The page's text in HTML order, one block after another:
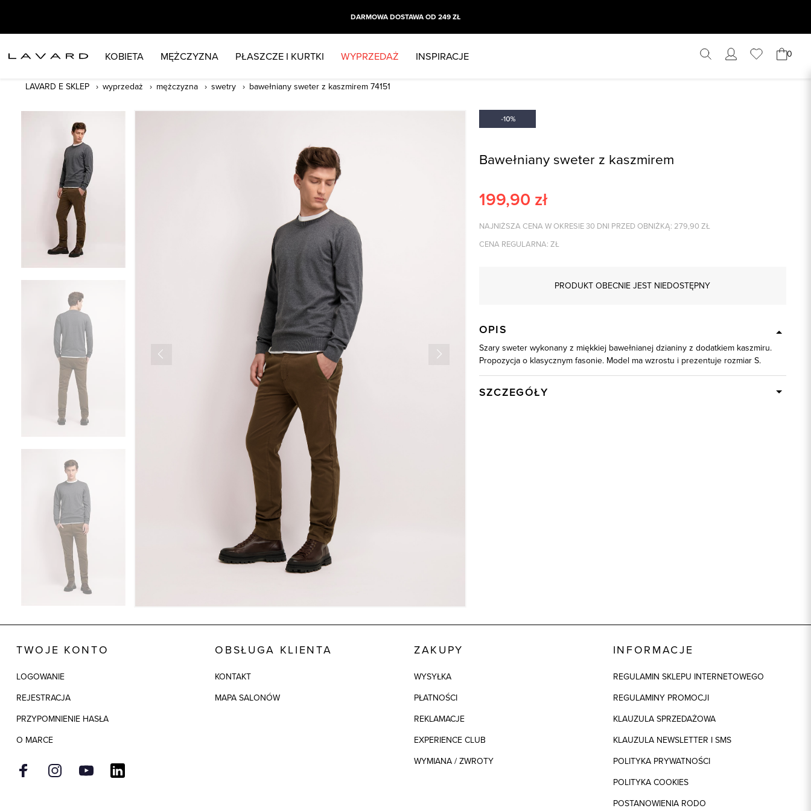
DARMOWA DOSTAWA OD 249 ZŁ
KOBIETA MĘŻCZYZNA PŁASZCZE I KURTKI WYPRZEDAŻ INSPIRACJE 0
LAVARD E SKLEP wyprzedaż mężczyzna swetry bawełniany sweter z kaszmirem 74151
Bawełniany sweter z kaszmirem
199,90 zł
NAJNIŻSZA CENA W OKRESIE 30 DNI PRZED OBNIŻKĄ: 279,90 ZŁ
CENA REGULARNA: ZŁ
PRODUKT OBECNIE JEST NIEDOSTĘPNY
OPIS
Szary sweter wykonany z miękkiej bawełnianej dzianiny z dodatkiem kaszmiru.
Propozycja o klasycznym fasonie. Model ma wzrostu i prezentuje rozmiar S.
SZCZEGÓŁY
TWOJE KONTO
LOGOWANIE
REJESTRACJA
PRZYPOMNIENIE HASŁA
O MARCE
OBSŁUGA KLIENTA
KONTAKT
MAPA SALONÓW
ZAKUPY
WYSYŁKA
PŁATNOŚCI
REKLAMACJE
EXPERIENCE CLUB
WYMIANA / ZWROTY
INFORMACJE
REGULAMIN SKLEPU INTERNETOWEGO
REGULAMINY PROMOCJI
KLAUZULA SPRZEDAŻOWA
KLAUZULA NEWSLETTER I SMS
POLITYKA PRYWATNOŚCI
POLITYKA COOKIES
POSTANOWIENIA RODO